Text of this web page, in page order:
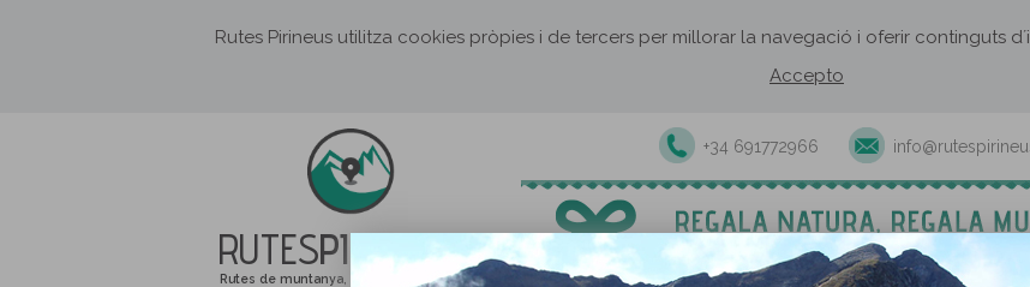
Rutes Pirineus utilitza cookies pròpies i de tercers per millorar la navegació i oferir continguts
Accepto
RUTESPIRINEUS
Rutes de muntanya, senderisme i excursions
+34 691772966